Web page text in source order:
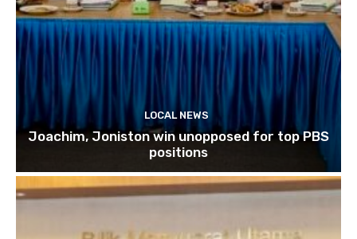
LOCAL NEWS
Joachim, Joniston win unopposed for top PBS
positions